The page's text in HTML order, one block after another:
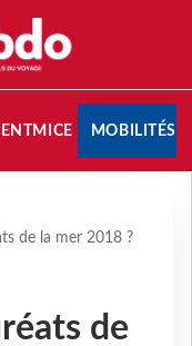
MICE MOBILITÉS
de la mer 2018 ?
de